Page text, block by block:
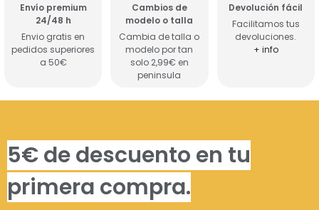
Envío premium
24/48 h
Envio gratis en
pedidos superiores
a 50€
Cambios de
modelo o talla
Cambia de talla o
modelo por tan
solo 2,99€ en
peninsula
Devolución fácil
Facilitamos tus
devoluciones.
+ info
5€ de descuento en tu
primera compra.